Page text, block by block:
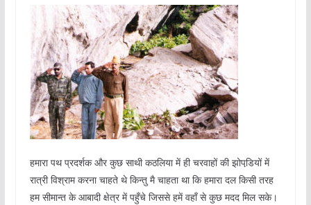
हमारा पथ प्रदर्शक और कुछ साथी कठलिया में ही चरवाहों की झोपडि़यों में
रात्री विश्राम करना चाहते थे किन्तु मै चाहता था कि हमारा दल किसी तरह
हम सीमान्‍त के आबादी क्षेत्र में पहुँचे जिससे हमें वहॉं से कुछ मदद मिल सके।